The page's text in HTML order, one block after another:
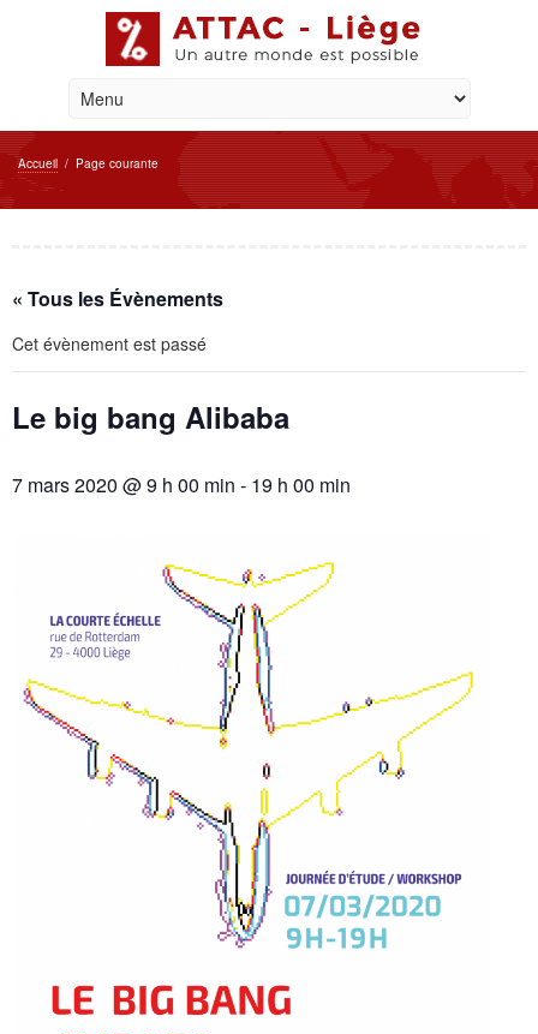
Accueil / Page courante
« Tous les Évènements
Cet évènement est passé
Le big bang Alibaba
7 mars 2020 @ 9 h 00 min - 19 h 00 min